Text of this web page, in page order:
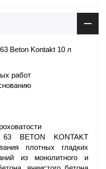
Beton Kontakt 10 л
работ
BETON KONTAKT
плотных гладких
из монолитного и